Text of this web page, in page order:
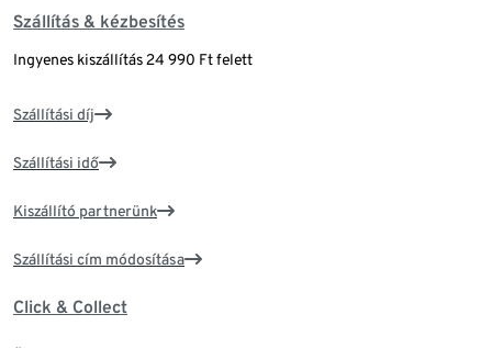
Szállítás & kézbesítés
Ingyenes kiszállítás 24 990 Ft felett
Szállítási díj
Szállítási idő
Kiszállító partnerünk
Szállítási cím módosítása
Click & Collect